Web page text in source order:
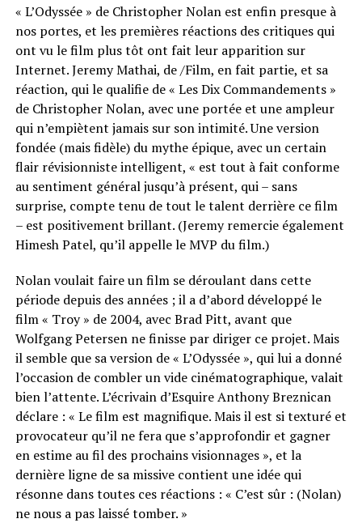
« L’Odyssée » de Christopher Nolan est enfin presque à
nos portes, et les premières réactions des critiques qui
ont vu le film plus tôt ont fait leur apparition sur
Internet. Jeremy Mathai, de /Film, en fait partie, et sa
réaction, qui le qualifie de « Les Dix Commandements »
de Christopher Nolan, avec une portée et une ampleur
qui n’empiètent jamais sur son intimité. Une version
fondée (mais fidèle) du mythe épique, avec un certain
flair révisionniste intelligent, « est tout à fait conforme
au sentiment général jusqu’à présent, qui – sans
surprise, compte tenu de tout le talent derrière ce film
– est positivement brillant. (Jeremy remercie également
Himesh Patel, qu’il appelle le MVP du film.)
Nolan voulait faire un film se déroulant dans cette
période depuis des années ; il a d’abord développé le
film « Troy » de 2004, avec Brad Pitt, avant que
Wolfgang Petersen ne finisse par diriger ce projet. Mais
il semble que sa version de « L’Odyssée », qui lui a donné
l’occasion de combler un vide cinématographique, valait
bien l’attente. L’écrivain d’Esquire Anthony Breznican
déclare : « Le film est magnifique. Mais il est si texturé et
provocateur qu’il ne fera que s’approfondir et gagner
en estime au fil des prochains visionnages », et la
dernière ligne de sa missive contient une idée qui
résonne dans toutes ces réactions : « C’est sûr : (Nolan)
ne nous a pas laissé tomber. »